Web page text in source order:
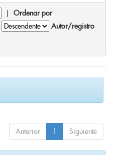
| Ordenar por
Autor/registro
Anterior 1 Siguiente